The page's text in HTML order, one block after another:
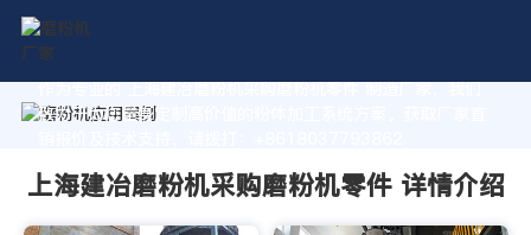
作为专业的 上海建冶磨粉机采购磨粉机零件 制造厂家，我们
致力于为您量身定制高价值的粉体加工系统方案。获取厂家直
上海建冶磨粉机采购磨粉机零件 详情介绍